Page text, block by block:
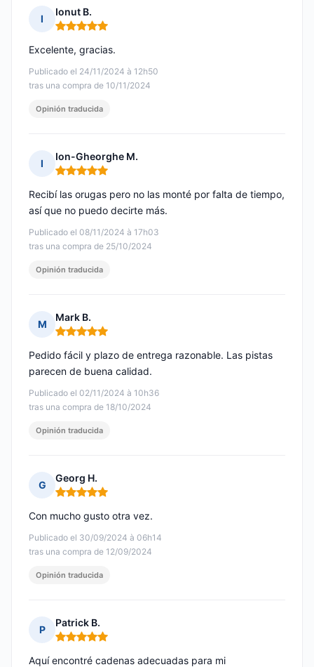
I
Ionut B.
Nota: 5 de 5
Publicado el 24/11/2024 à 12h50
tras una compra de 10/11/2024
Excelente, gracias.
Opinión traducida
I
Ion-Gheorghe M.
Nota: 5 de 5
Publicado el 08/11/2024 à 17h03
tras una compra de 25/10/2024
Recibí las orugas pero no las monté por falta de tiempo,
así que no puedo decirte más.
Opinión traducida
M
Mark B.
Nota: 5 de 5
Publicado el 02/11/2024 à 10h36
tras una compra de 18/10/2024
Pedido fácil y plazo de entrega razonable. Las pistas
parecen de buena calidad.
Opinión traducida
G
Georg H.
Nota: 5 de 5
Publicado el 30/09/2024 à 06h14
tras una compra de 12/09/2024
Con mucho gusto otra vez.
Opinión traducida
P
Patrick B.
Nota: 5 de 5
Aquí encontré cadenas adecuadas para mi